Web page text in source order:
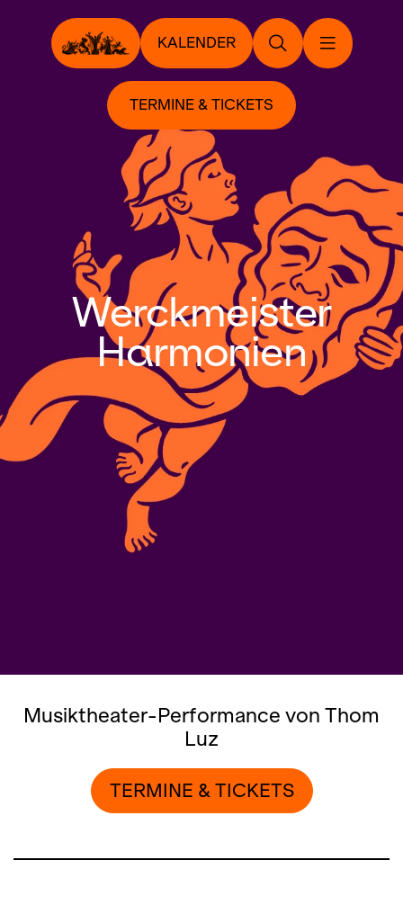
KALENDER
TERMINE & TICKETS
Werckmeister
Harmonien
Musiktheater-Performance von Thom
Luz
TERMINE & TICKETS